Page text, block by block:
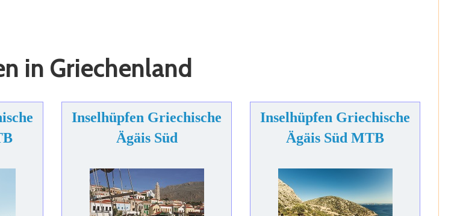
in Griechenland
Inselhüpfen Griechische
Ägäis Süd
Inselhüpfen Griechische
Ägäis Süd MTB